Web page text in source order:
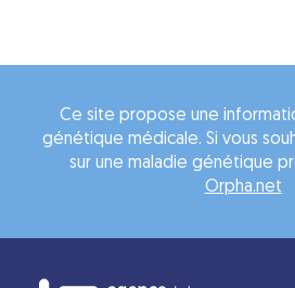
Ce site propose une
génétique médicale. Si vous
sur une maladie génétique
Orpha.net